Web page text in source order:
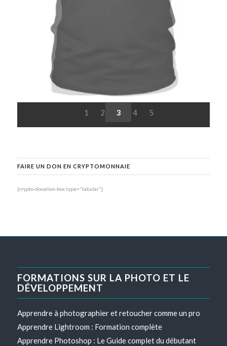
1 2 3 4 5
FAIRE UN DON EN CRYPTOMONNAIE
[crypto-donation-box type="tabular"]
FORMATIONS SUR LA PHOTO ET LE
DÉVELOPPEMENT
Apprendre à photographier et retoucher comme un pro
Apprendre Lightroom : Formation complète
Apprendre Photoshop : Le Guide complet du débutant